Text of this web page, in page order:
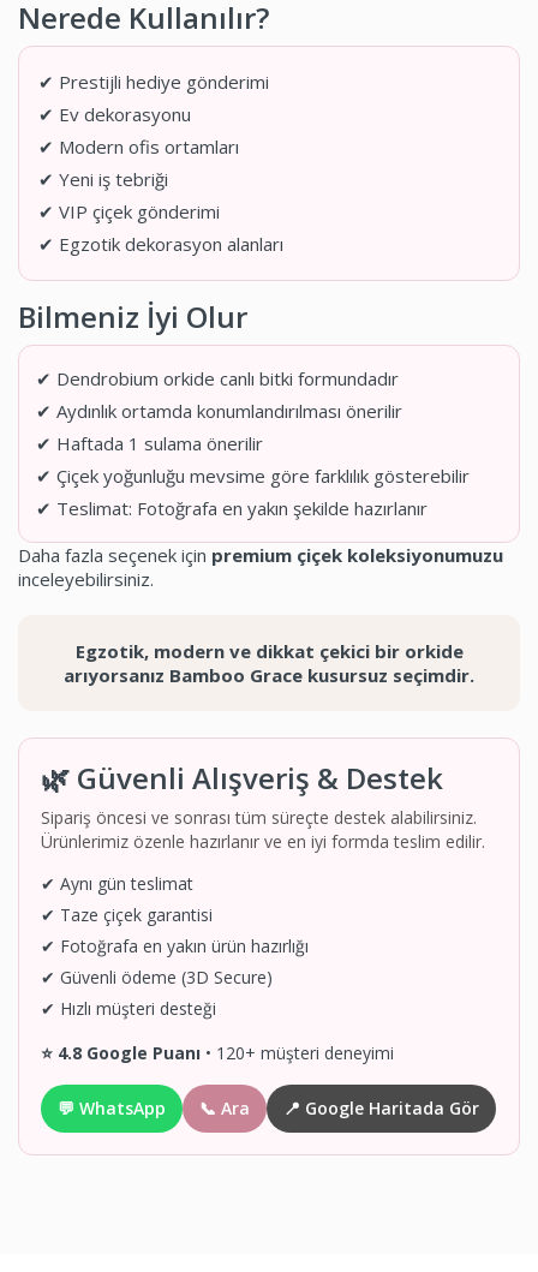
Nerede Kullanılır?
✔ Prestijli hediye gönderimi
✔ Ev dekorasyonu
✔ Modern ofis ortamları
✔ Yeni iş tebriği
✔ VIP çiçek gönderimi
✔ Egzotik dekorasyon alanları
Bilmeniz İyi Olur
✔ Dendrobium orkide canlı bitki formundadır
✔ Aydınlık ortamda konumlandırılması önerilir
✔ Haftada 1 sulama önerilir
✔ Çiçek yoğunluğu mevsime göre farklılık gösterebilir
✔ Teslimat: Fotoğrafa en yakın şekilde hazırlanır
Daha fazla seçenek için premium çiçek koleksiyonumuzu
inceleyebilirsiniz.
Egzotik, modern ve dikkat çekici bir orkide
arıyorsanız Bamboo Grace kusursuz seçimdir.
🌿 Güvenli Alışveriş & Destek
Sipariş öncesi ve sonrası tüm süreçte destek alabilirsiniz.
Ürünlerimiz özenle hazırlanır ve en iyi formda teslim edilir.
✔ Aynı gün teslimat
✔ Taze çiçek garantisi
✔ Fotoğrafa en yakın ürün hazırlığı
✔ Güvenli ödeme (3D Secure)
✔ Hızlı müşteri desteği
⭐ 4.8 Google Puanı • 120+ müşteri deneyimi
💬 WhatsApp 📞 Ara 📍 Google Haritada Gör